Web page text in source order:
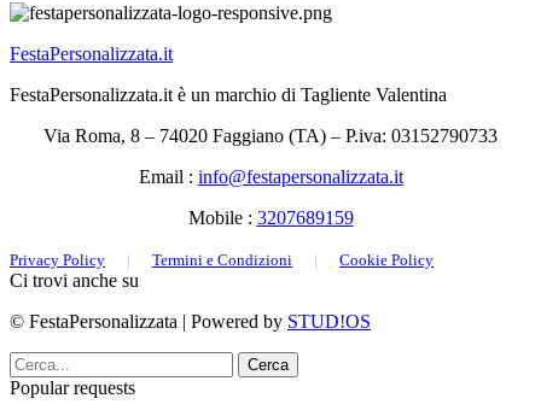
FestaPersonalizzata.it
FestaPersonalizzata.it è un marchio di Tagliente Valentina
Via Roma, 8 – 74020 Faggiano (TA) – P.iva: 03152790733
Email : info@festapersonalizzata.it
Mobile : 3207689159
Privacy Policy | Termini e Condizioni | Cookie Policy
Ci trovi anche su
© FestaPersonalizzata | Powered by STUD!OS
Cerca
Popular requests